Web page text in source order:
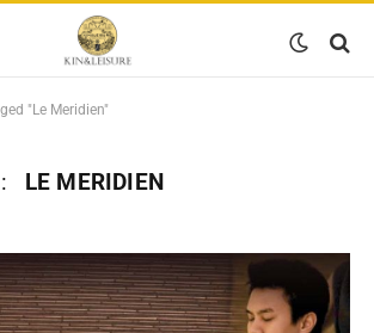
"Le Meridien"
LE MERIDIEN